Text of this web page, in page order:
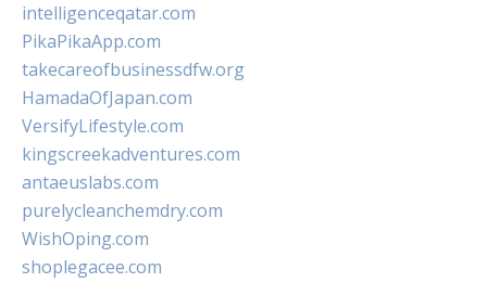
intelligenceqatar.com
PikaPikaApp.com
takecareofbusinessdfw.org
HamadaOfJapan.com
VersifyLifestyle.com
kingscreekadventures.com
antaeuslabs.com
purelycleanchemdry.com
WishOping.com
shoplegacee.com